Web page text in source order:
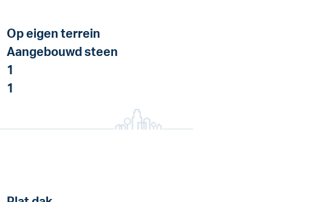
Op eigen terrein
Aangebouwd steen
1
1